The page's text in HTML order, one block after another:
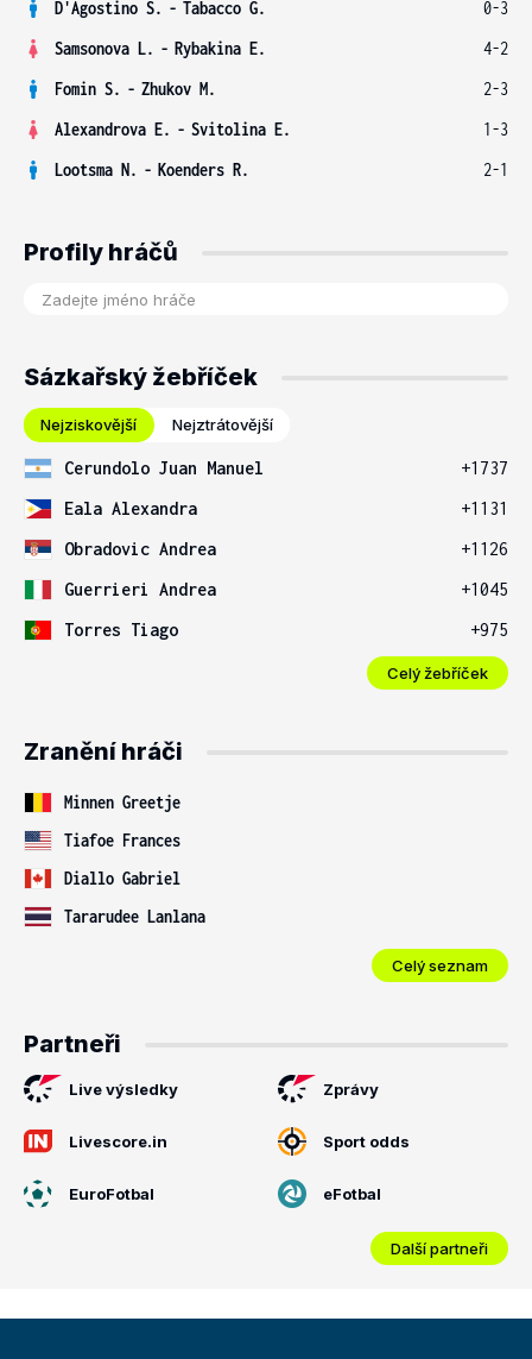
D'Agostino S. - Tabacco G.
0-3
Samsonova L. - Rybakina E.
4-2
Fomin S. - Zhukov M.
2-3
Alexandrova E. - Svitolina E.
1-3
Lootsma N. - Koenders R. 2-1
Profily hráčů
Sázkařský žebříček
Nejziskovější Nejztrátovější
Cerundolo Juan Manuel
+1737
Eala Alexandra
+1131
Obradovic Andrea
+1126
Guerrieri Andrea
+1045
Torres Tiago
+975
Celý žebříček
Zranění hráči
Minnen Greetje
Tiafoe Frances
Diallo Gabriel
Tararudee Lanlana
Celý seznam
Partneři
Live výsledky Zprávy
Livescore.in Sport odds
EuroFotbal eFotbal
Další partneři